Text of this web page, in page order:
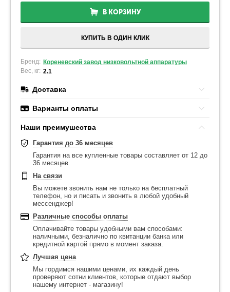
В КОРЗИНУ
КУПИТЬ В ОДИН КЛИК
Бренд: Кореневский завод низковольтной аппаратуры
Вес, кг: 2.1
Доставка
Варианты оплаты
Наши преимушества
Гарантия до 36 месяцев
Гарантия на все купленные товары составляет от 12 до
36 месяцев
На связи
Вы можете звонить нам не только на бесплатный
телефон, но и писать и звонить в любой удобный
мессенджер!
Различные способы оплаты
Оплачивайте товары удобными вам способами:
наличными, безналично по квитанции банка или
кредитной картой прямо в момент заказа.
Лучшая цена
Мы гордимся нашими ценами, их каждый день
проверяют сотни клиентов, которые отдают выбор
нашему интернет - магазину!